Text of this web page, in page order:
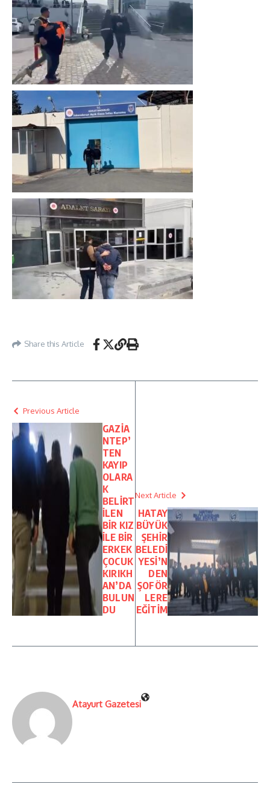
Share this Article
Previous Article
GAZİA
NTEP’
TEN
KAYIP
OLARA
K
BELİRT
İLEN
BİR KIZ
İLE BİR
ERKEK
ÇOCUK
KIRIKH
AN’DA
BULUN
DU
Next Article
HATAY
BÜYÜK
ŞEHİR
BELEDİ
YESİ’N
DEN
ŞOFÖR
LERE
EĞİTİM
Atayurt Gazetesi